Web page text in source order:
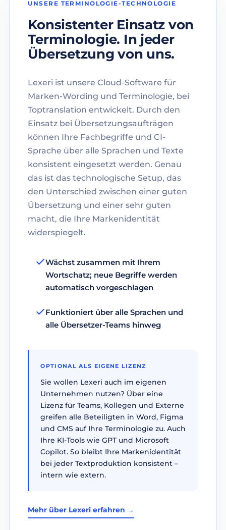
UNSERE TERMINOLOGIE-TECHNOLOGIE
Konsistenter Einsatz von
Terminologie. In jeder
Übersetzung von uns.
Lexeri ist unsere Cloud-Software für
Marken-Wording und Terminologie, bei
Toptranslation entwickelt. Durch den
Einsatz bei Übersetzungsaufträgen
können Ihre Fachbegriffe und CI-
Sprache über alle Sprachen und Texte
konsistent eingesetzt werden. Genau
das ist das technologische Setup, das
den Unterschied zwischen einer guten
Übersetzung und einer sehr guten
macht, die Ihre Markenidentität
widerspiegelt.
Wächst zusammen mit Ihrem
Wortschatz; neue Begriffe werden
automatisch vorgeschlagen
Funktioniert über alle Sprachen und
alle Übersetzer-Teams hinweg
OPTIONAL ALS EIGENE LIZENZ
Sie wollen Lexeri auch im eigenen
Unternehmen nutzen? Über eine
Lizenz für Teams, Kollegen und Externe
greifen alle Beteiligten in Word, Figma
und CMS auf Ihre Terminologie zu. Auch
Ihre KI-Tools wie GPT und Microsoft
Copilot. So bleibt Ihre Markenidentität
bei jeder Textproduktion konsistent –
intern wie extern.
Mehr über Lexeri erfahren →